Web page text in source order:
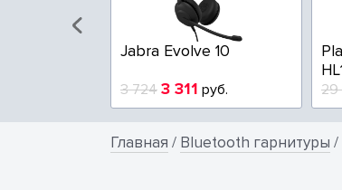
Evolve 65e MS Poly Blackwire 3225-A
5 765 4 404
Главная / Bluetooth гарнитуры /